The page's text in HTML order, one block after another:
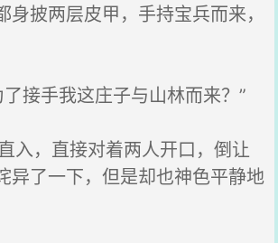
身披两层皮甲，手持宝兵而来，
接手我这庄子与山林而来？”
入，直接对着两人开口，倒让
异了一下，但是却也神色平静地